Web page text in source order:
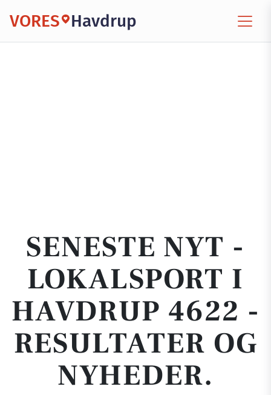
VORES Havdrup
SENESTE NYT -
LOKALSPORT I
HAVDRUP 4622 -
RESULTATER OG
NYHEDER.